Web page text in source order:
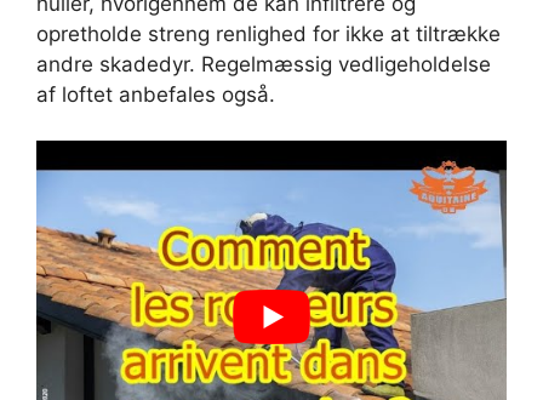
opretholde streng renlighed for ikke at tiltrække
andre skadedyr. Regelmæssig vedligeholdelse
af loftet anbefales også.